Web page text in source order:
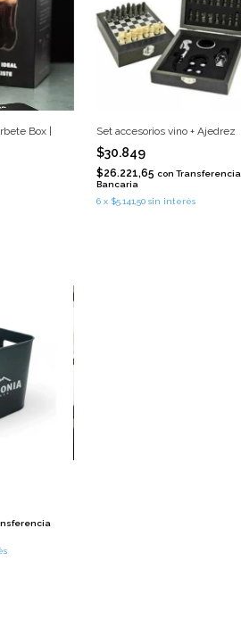
Box |
Set accesorios vino + Ajedrez
$30.849
$26.221,65 con Transferencia
Bancaria
6 x $5.141,50 sin interés